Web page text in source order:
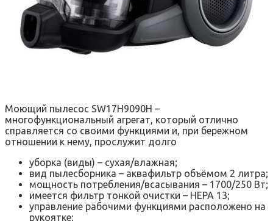
Моющий пылесос SW17H9090H –
многофункциональный агрегат, который отлично
справляется со своими функциями и, при бережном
отношении к нему, прослужит долго
уборка (виды) – сухая/влажная;
вид пылесборника – аквафильтр объёмом 2 литра;
мощность потребления/всасывания – 1700/250 Вт;
имеется фильтр тонкой очистки – НЕРА 13;
управление рабочими функциями расположено на
рукоятке;